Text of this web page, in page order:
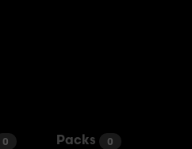
0 Packs 0